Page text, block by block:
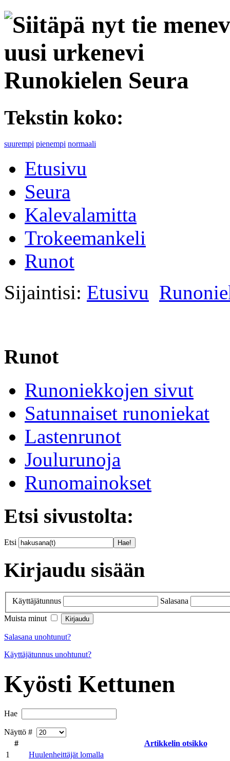
Runokielen Seura
Tekstin koko:
suurempi pienempi normaali
Etusivu
Seura
Kalevalamitta
Trokeemankeli
Runot
Sijaintisi: Etusivu
Runot
Runoniekkojen sivut
Satunnaiset runoniekat
Lastenrunot
Joulurunoja
Runomainokset
Etsi sivustolta:
Etsi
Kirjaudu sisään
Käyttäjätunnus
Salasana
Muista minut
Salasana unohtunut?
Käyttäjätunnus unohtunut?
Kyösti Kettunen
Hae
Näyttö #
#
Artikkelin otsikko
1
Huulenheittäjät lomalla